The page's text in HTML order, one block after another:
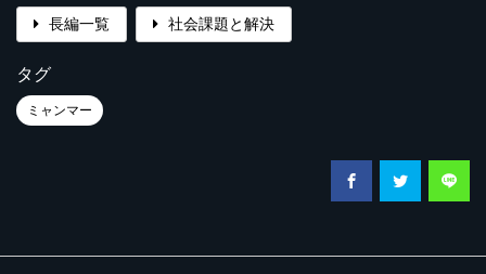
長編一覧 社会課題と解決
タグ
ミャンマー